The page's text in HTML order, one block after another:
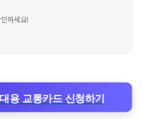
하세요!
용 교통카드 신청하기